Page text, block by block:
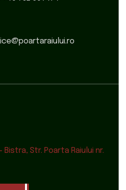
Bistra, Str. Poarta Raiului nr.